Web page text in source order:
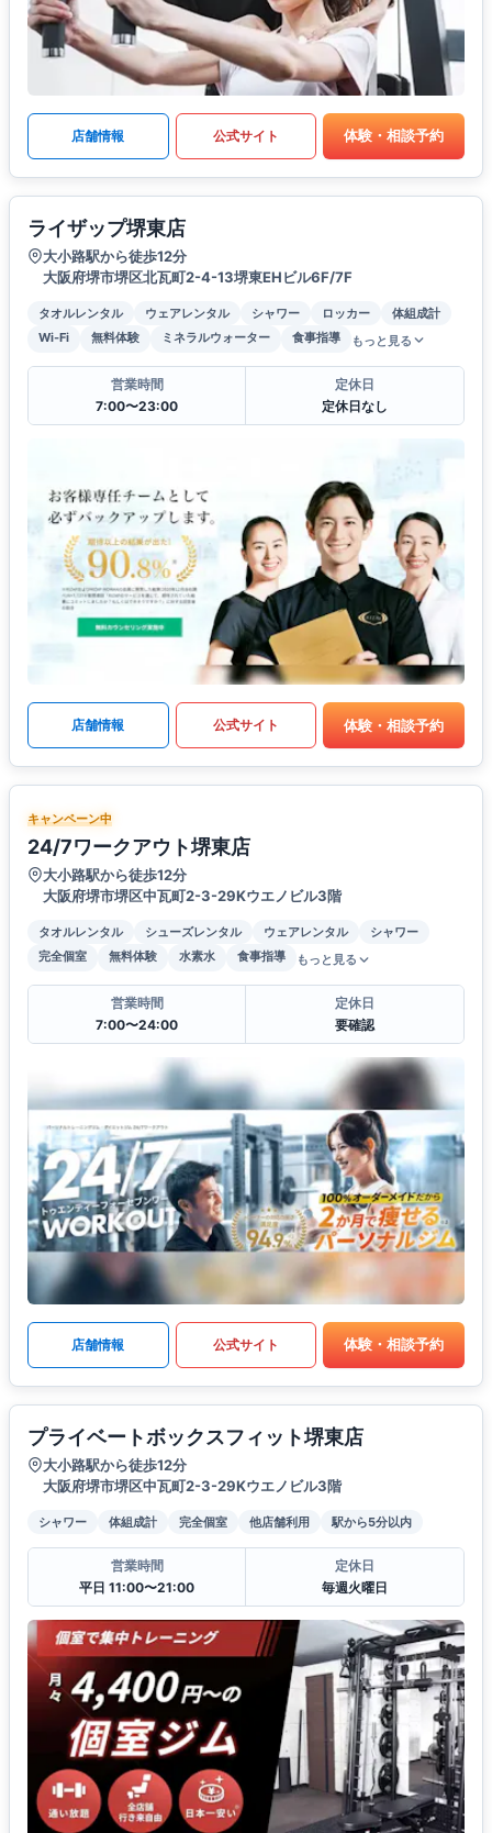
店舗情報 公式サイト 体験・相談予約
ライザップ堺東店
大小路駅から徒歩12分
大阪府堺市堺区北瓦町2-4-13堺東EHビル6F/7F
タオルレンタル ウェアレンタル シャワー ロッカー
体組成計
Wi-Fi
無料体験 ミネラルウォーター 食事指導 もっと見る
営業時間
7:00〜23:00
定休日
定休日なし
店舗情報 公式サイト 体験・相談予約
キャンペーン中
24/7ワークアウト堺東店
大小路駅から徒歩12分
大阪府堺市堺区中瓦町2-3-29Kウエノビル3階
タオルレンタル シューズレンタル ウェアレンタル
シャワー
完全個室
無料体験 水素水 食事指導 もっと見る
営業時間
7:00〜24:00
定休日
要確認
店舗情報 公式サイト 体験・相談予約
プライベートボックスフィット堺東店
大小路駅から徒歩12分
大阪府堺市堺区中瓦町2-3-29Kウエノビル3階
シャワー 体組成計 完全個室 他店舗利用 駅から5分以内
営業時間
平日 11:00〜21:00
定休日
毎週火曜日